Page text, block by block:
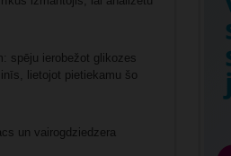
spēju ierobežot glikozes
lietojot pietiekamu šo
un vairogdziedzera